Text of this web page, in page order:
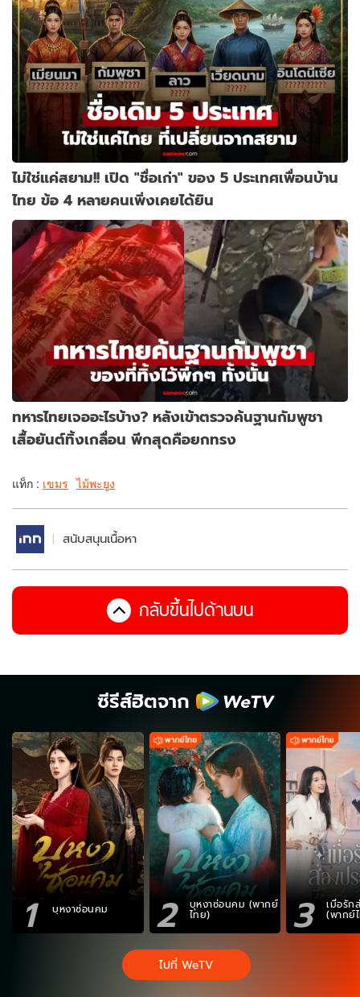
ไม่ใช่แค่สยาม!! เปิด "ชื่อเก่า" ของ 5 ประเทศเพื่อนบ้าน
ไทย ข้อ 4 หลายคนเพิ่งเคยได้ยิน
ทหารไทยเจออะไรบ้าง? หลังเข้าตรวจค้นฐานกัมพูชา
เสื้อยันต์ทิ้งเกลื่อน พีกสุดคือยกทรง
แท็ก : เขมร ไม้พะยูง
สนับสนุนเนื้อหา
กลับขึ้นไปด้านบน
ซีรีส์ฮิตจาก
1 บุหงาซ่อนคม 2 บุหงาซ่อนคม (พากย์
ไทย) 3 เมื่อรัก
(พากย์
ไปที่ WeTV